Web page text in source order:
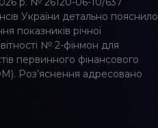
України детально пояснило
показників річної
№ 2-фінмон для
первинного фінансового
Роз’яснення адресовано